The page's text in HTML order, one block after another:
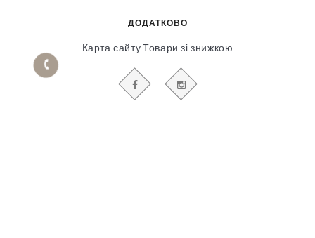
ДОДАТКОВО
Карта сайту Товари зі знижкою